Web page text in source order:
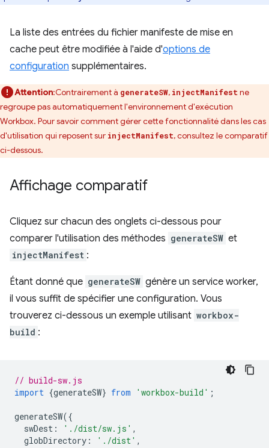
La liste des entrées du fichier manifeste de mise en
cache peut être modifiée à l'aide d'options de
configuration supplémentaires.
Attention:Contrairement à generateSW, injectManifest ne
regroupe pas automatiquement l'environnement d'exécution
Workbox. Pour savoir comment gérer cette fonctionnalité dans les cas
d'utilisation qui reposent sur injectManifest, consultez le comparatif
ci-dessous.
Affichage comparatif
Cliquez sur chacun des onglets ci-dessous pour
comparer l'utilisation des méthodes generateSW et
injectManifest :
Étant donné que generateSW génère un service worker,
il vous suffit de spécifier une configuration. Vous
trouverez ci-dessous un exemple utilisant workbox-
build :
// build-sw.js
import {generateSW} from 'workbox-build' ;
generateSW({
swDest : './dist/sw.js' ,
globDirectory : './dist' ,